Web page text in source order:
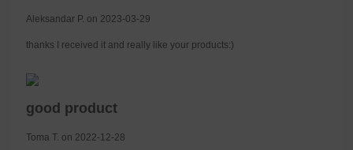
Aleksandar P. on 2023-03-29
thanks I received it and really like your products:)
good product
Toma T. on 2022-12-28